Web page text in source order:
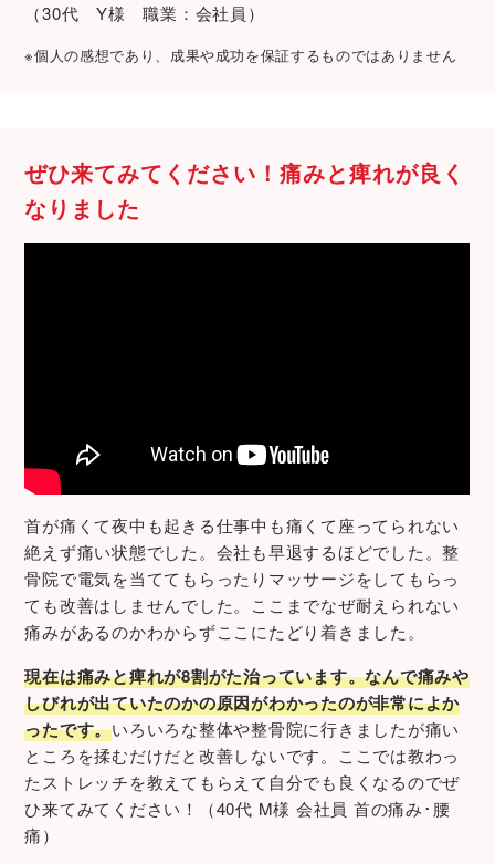
（30代 Y様 職業：会社員）
※個人の感想であり、成果や成功を保証するものではありません
ぜひ来てみてください！痛みと痺れが良く
なりました
首が痛くて夜中も起きる仕事中も痛くて座ってられない
絶えず痛い状態でした。会社も早退するほどでした。整
骨院で電気を当ててもらったりマッサージをしてもらっ
ても改善はしませんでした。ここまでなぜ耐えられない
痛みがあるのかわからずここにたどり着きました。
現在は痛みと痺れが8割がた治っています。なんで痛みや
しびれが出ていたのかの原因がわかったのが非常によか
ったです。いろいろな整体や整骨院に行きましたが痛い
ところを揉むだけだと改善しないです。ここでは教わっ
たストレッチを教えてもらえて自分でも良くなるのでぜ
ひ来てみてください！（40代 M様 会社員 首の痛み･腰
痛）